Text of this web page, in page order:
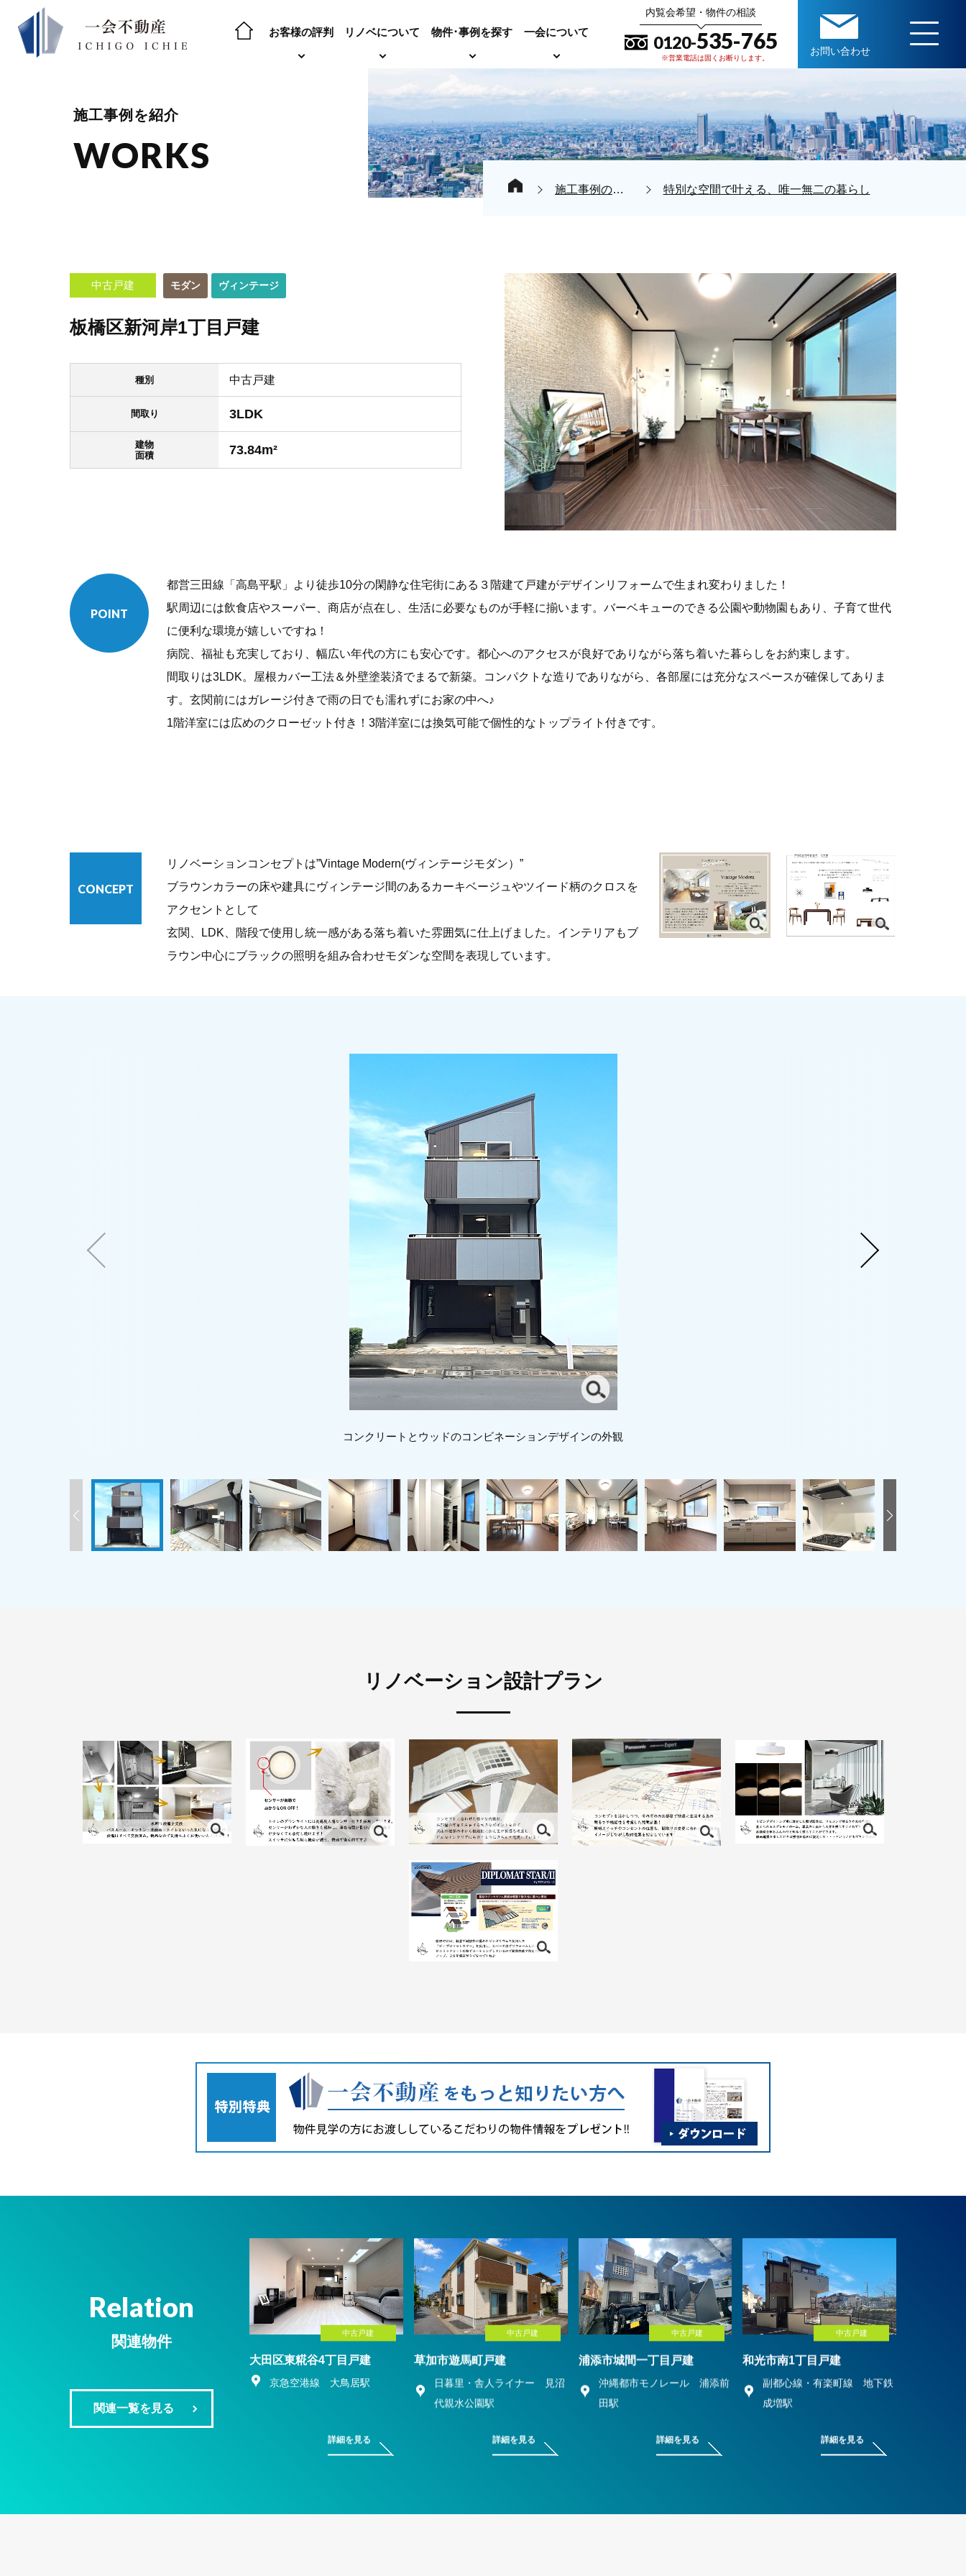
お客様の評判 リノベについて 物件･事例を探す 一会について
内覧会希望・物件の相談
0120-535-765
※営業電話は固くお断りします。
お問い合わせ
施工事例を紹介
WORKS
施工事例の紹介 特別な空間で叶える、唯一無二の暮らし
中古戸建 モダン ヴィンテージ
板橋区新河岸1丁目戸建
種別 中古戸建
間取り 3LDK
建物
面積
73.84m²
POINT
都営三田線「高島平駅」より徒歩10分の閑静な住宅街にある３階建て戸建がデザインリフォームで生まれ変わりました！
駅周辺には飲食店やスーパー、商店が点在し、生活に必要なものが手軽に揃います。バーベキューのできる公園や動物園もあり、子育て世代
に便利な環境が嬉しいですね！
病院、福祉も充実しており、幅広い年代の方にも安心です。都心へのアクセスが良好でありながら落ち着いた暮らしをお約束します。
間取りは3LDK。屋根カバー工法＆外壁塗装済でまるで新築。コンパクトな造りでありながら、各部屋には充分なスペースが確保してありま
す。玄関前にはガレージ付きで雨の日でも濡れずにお家の中へ♪
1階洋室には広めのクローゼット付き！3階洋室には換気可能で個性的なトップライト付きです。
CONCEPT
リノベーションコンセプトは”Vintage Modern(ヴィンテージモダン）”
ブラウンカラーの床や建具にヴィンテージ間のあるカーキベージュやツイード柄のクロスを
アクセントとして
玄関、LDK、階段で使用し統一感がある落ち着いた雰囲気に仕上げました。インテリアもブ
ラウン中心にブラックの照明を組み合わせモダンな空間を表現しています。
コンクリートとウッドのコンビネーションデザインの外観
リノベーション設計プラン
Relation
関連物件
関連一覧を見る
中古戸建
大田区東糀谷4丁目戸建
京急空港線 大鳥居駅
詳細を見る
中古戸建
草加市遊馬町戸建
日暮里・舎人ライナー 見沼
代親水公園駅
詳細を見る
中古戸建
浦添市城間一丁目戸建
沖縄都市モノレール 浦添前
田駅
詳細を見る
中古戸建
和光市南1丁目戸建
副都心線・有楽町線 地下鉄
成増駅
詳細を見る